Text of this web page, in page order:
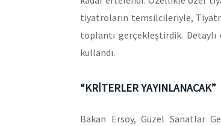
tiyatroların temsilcileriyle,
toplantı gerçekleştirdik.
kullandı.
“KRİTERLER YAYINLANACAK”
Bakan Ersoy, Güzel Sanatlar